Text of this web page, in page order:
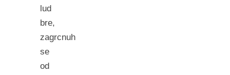
lud
bre,
zagrcnuh
se
od